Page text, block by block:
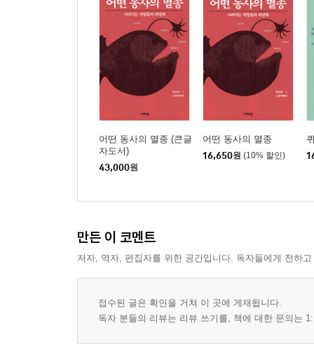
어떤 동사의 멸종 (큰글
자도서)
43,000원
어떤 동사의 멸종
16,650원 (10% 할인)
만든 이 코멘트
저자, 역자, 편집자를 위한 공간입니다. 독자들에게 전하
접수된 글은 확인을 거쳐 이 곳에 게재됩니다.
독자 분들의 리뷰는 리뷰 쓰기를, 책에 대한 문의는